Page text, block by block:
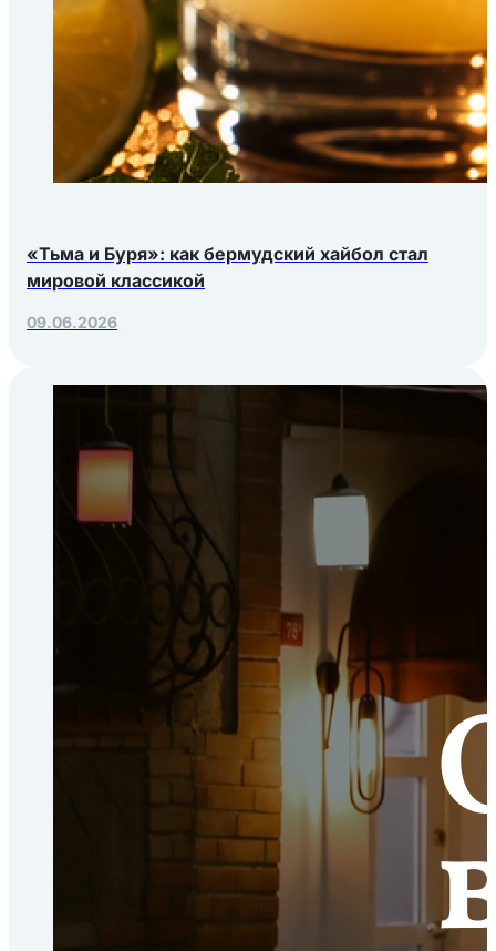
«Тьма и Буря»: как бермудский хайбол стал
мировой классикой
09.06.2026